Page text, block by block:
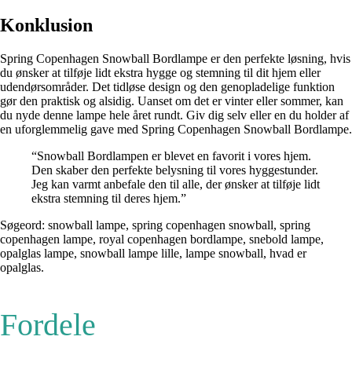
Konklusion
Spring Copenhagen Snowball Bordlampe er den perfekte løsning, hvis
du ønsker at tilføje lidt ekstra hygge og stemning til dit hjem eller
udendørsområder. Det tidløse design og den genopladelige funktion
gør den praktisk og alsidig. Uanset om det er vinter eller sommer, kan
du nyde denne lampe hele året rundt. Giv dig selv eller en du holder af
en uforglemmelig gave med Spring Copenhagen Snowball Bordlampe.
“Snowball Bordlampen er blevet en favorit i vores hjem.
Den skaber den perfekte belysning til vores hyggestunder.
Jeg kan varmt anbefale den til alle, der ønsker at tilføje lidt
ekstra stemning til deres hjem.”
Søgeord: snowball lampe, spring copenhagen snowball, spring
copenhagen lampe, royal copenhagen bordlampe, snebold lampe,
opalglas lampe, snowball lampe lille, lampe snowball, hvad er
opalglas.
Fordele